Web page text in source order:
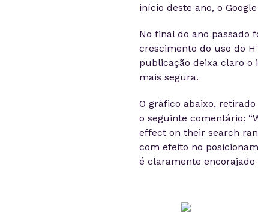
início deste ano, o
No final do ano passado
crescimento do uso do
publicação deixa claro o
mais segura.
O gráfico abaixo,
o seguinte comentário:
effect on their search
com efeito no
é claramente